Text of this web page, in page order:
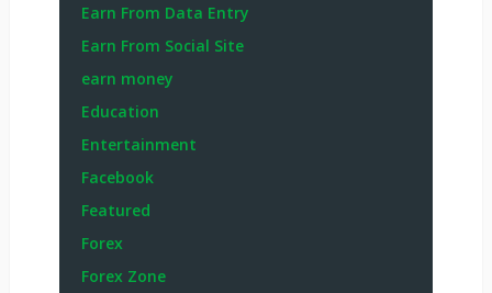
Earn From Data Entry
Earn From Social Site
earn money
Education
Entertainment
Facebook
Featured
Forex
Forex Zone